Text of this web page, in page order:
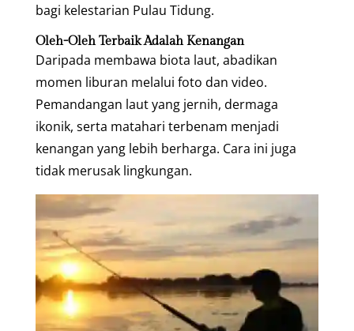
bagi kelestarian Pulau Tidung.
Oleh-Oleh Terbaik Adalah Kenangan
Daripada membawa biota laut, abadikan
momen liburan melalui foto dan video.
Pemandangan laut yang jernih, dermaga
ikonik, serta matahari terbenam menjadi
kenangan yang lebih berharga. Cara ini juga
tidak merusak lingkungan.